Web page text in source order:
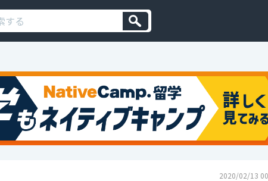
2020/02/13